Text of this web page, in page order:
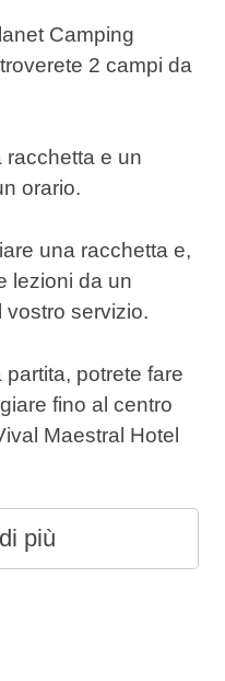
Camping
2 campi da
racchetta e un
orario.
una racchetta e,
lezioni da un
vostro servizio.
partita, potrete fare
fino al centro
Maestral Hotel
più